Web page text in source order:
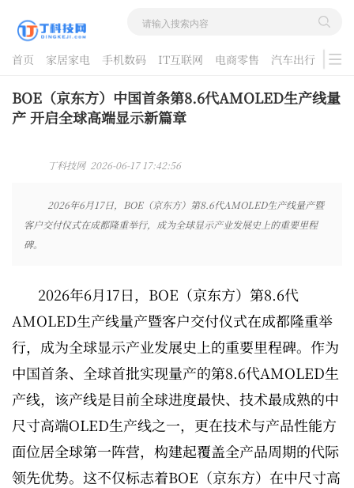
首页 家居家电 手机数码 IT互联网 电商零售 汽车出行
游戏
酷品评测
BOE（京东方）中国首条第8.6代AMOLED生产线量
产 开启全球高端显示新篇章
丁科技网 2026-06-17 17:42:56
2026年6月17日，BOE（京东方）第8.6代AMOLED生产线量产暨
客户交付仪式在成都隆重举行，成为全球显示产业发展史上的重要里程
碑。
2026年6月17日，BOE（京东方）第8.6代
AMOLED生产线量产暨客户交付仪式在成都隆重举
行，成为全球显示产业发展史上的重要里程碑。作为
中国首条、全球首批实现量产的第8.6代AMOLED生
产线，该产线是目前全球进度最快、技术最成熟的中
尺寸高端OLED生产线之一，更在技术与产品性能方
面位居全球第一阵营，构建起覆盖全产品周期的代际
领先优势。这不仅标志着BOE（京东方）在中尺寸高